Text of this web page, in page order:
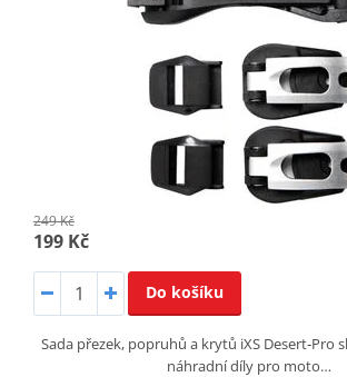
249 Kč
199 Kč
Do košíku
Sada přezek, popruhů a krytů iXS Desert‑Pro
náhradní díly pro moto…